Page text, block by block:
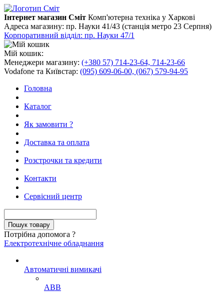
Інтернет магазин Сміт Комп'ютерна техніка у Харкові
Адреса магазину: пр. Науки 41/43 (станція метро 23 Серпня)
Корпоративний відділ: пр. Науки 47/1
Мій кошик:
Менеджери магазину: (+380 57) 714-23-64, 714-23-66
Vodafone та Київстар: (095) 609-06-00, (067) 579-94-95
Головна
Каталог
Як замовити ?
Доставка та оплата
Розстрочки та кредити
Контакти
Сервісний центр
Потрібна допомога ?
Електротехнічне обладнання
Автоматичні вимикачі
ABB